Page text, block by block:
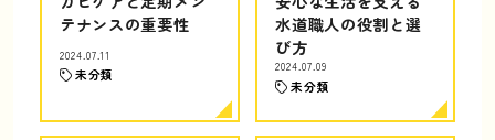
テナンスの重要性
2024.07.11
未分類
水道職人の役割と選
び方
2024.07.09
未分類